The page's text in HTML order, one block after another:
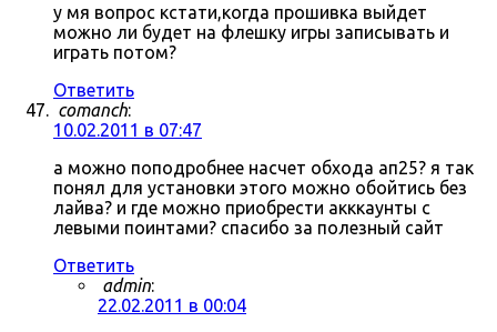
у мя вопрос кстати,когда прошивка выйдет
можно ли будет на флешку игры записывать и
играть потом?
Ответить
comanch:
10.02.2011 в 07:47
а можно поподробнее насчет обхода ап25? я так
понял для установки этого можно обойтись без
лайва? и где можно приобрести акккаунты с
левыми поинтами? спасибо за полезный сайт
Ответить
admin:
22.02.2011 в 00:04